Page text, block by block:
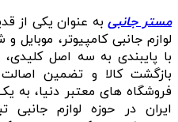
مستر جانبیبه عنوان یکی از
لوازم جانبی کامپیوتر،
بازگشت کالا و تضمین
فروشگاه‌ های معتبر دنیا، به
ایران در حوزه لوازم